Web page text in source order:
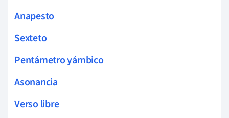
Anapesto
Sexteto
Pentámetro yámbico
Asonancia
Verso libre